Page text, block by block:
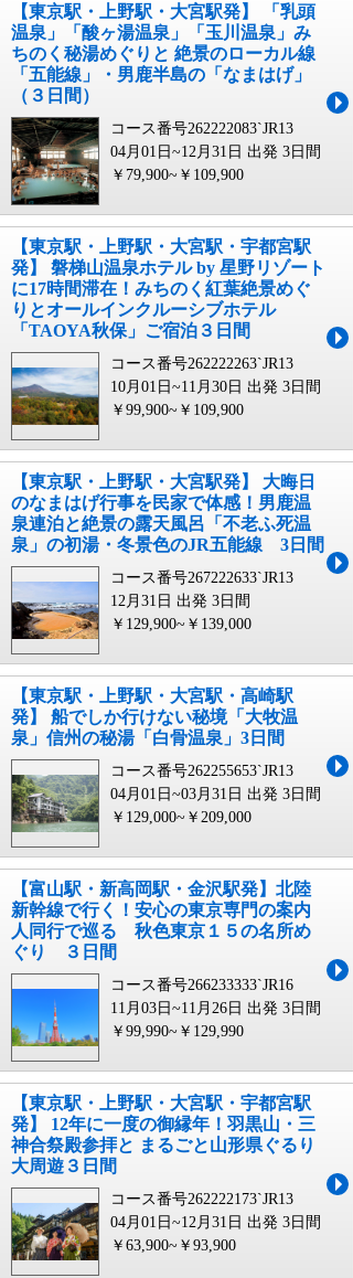
【東京駅・上野駅・大宮駅発】 「乳頭
温泉」「酸ヶ湯温泉」「玉川温泉」み
ちのく秘湯めぐりと 絶景のローカル線
「五能線」・男鹿半島の「なまはげ」
（３日間）
コース番号262222083`JR13
04月01日~12月31日 出発 3日間
￥79,900~￥109,900
【東京駅・上野駅・大宮駅・宇都宮駅
発】 磐梯山温泉ホテル by 星野リゾート
に17時間滞在！みちのく紅葉絶景めぐ
りとオールインクルーシブホテル
「TAOYA秋保」ご宿泊３日間
コース番号262222263`JR13
10月01日~11月30日 出発 3日間
￥99,900~￥109,900
【東京駅・上野駅・大宮駅発】 大晦日
のなまはげ行事を民家で体感！男鹿温
泉連泊と絶景の露天風呂「不老ふ死温
泉」の初湯・冬景色のJR五能線 3日間
コース番号267222633`JR13
12月31日 出発 3日間
￥129,900~￥139,000
【東京駅・上野駅・大宮駅・高崎駅
発】 船でしか行けない秘境「大牧温
泉」信州の秘湯「白骨温泉」3日間
コース番号262255653`JR13
04月01日~03月31日 出発 3日間
￥129,000~￥209,000
【富山駅・新高岡駅・金沢駅発】北陸
新幹線で行く！安心の東京専門の案内
人同行で巡る 秋色東京１５の名所め
ぐり ３日間
コース番号266233333`JR16
11月03日~11月26日 出発 3日間
￥99,990~￥129,990
【東京駅・上野駅・大宮駅・宇都宮駅
発】 12年に一度の御縁年！羽黒山・三
神合祭殿参拝と まるごと山形県ぐるり
大周遊３日間
コース番号262222173`JR13
04月01日~12月31日 出発 3日間
￥63,900~￥93,900